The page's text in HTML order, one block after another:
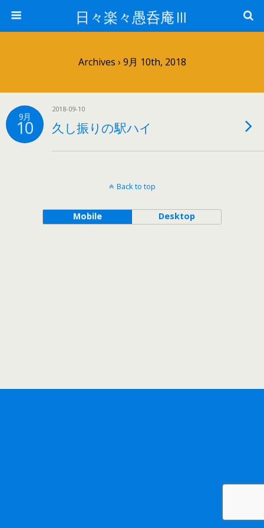
日々楽々愚呑庵Ⅲ
Archives › 9月 10th, 2018
9月
10
2018-09-10
久し振りの駅ハイ
Back to top
Mobile Desktop